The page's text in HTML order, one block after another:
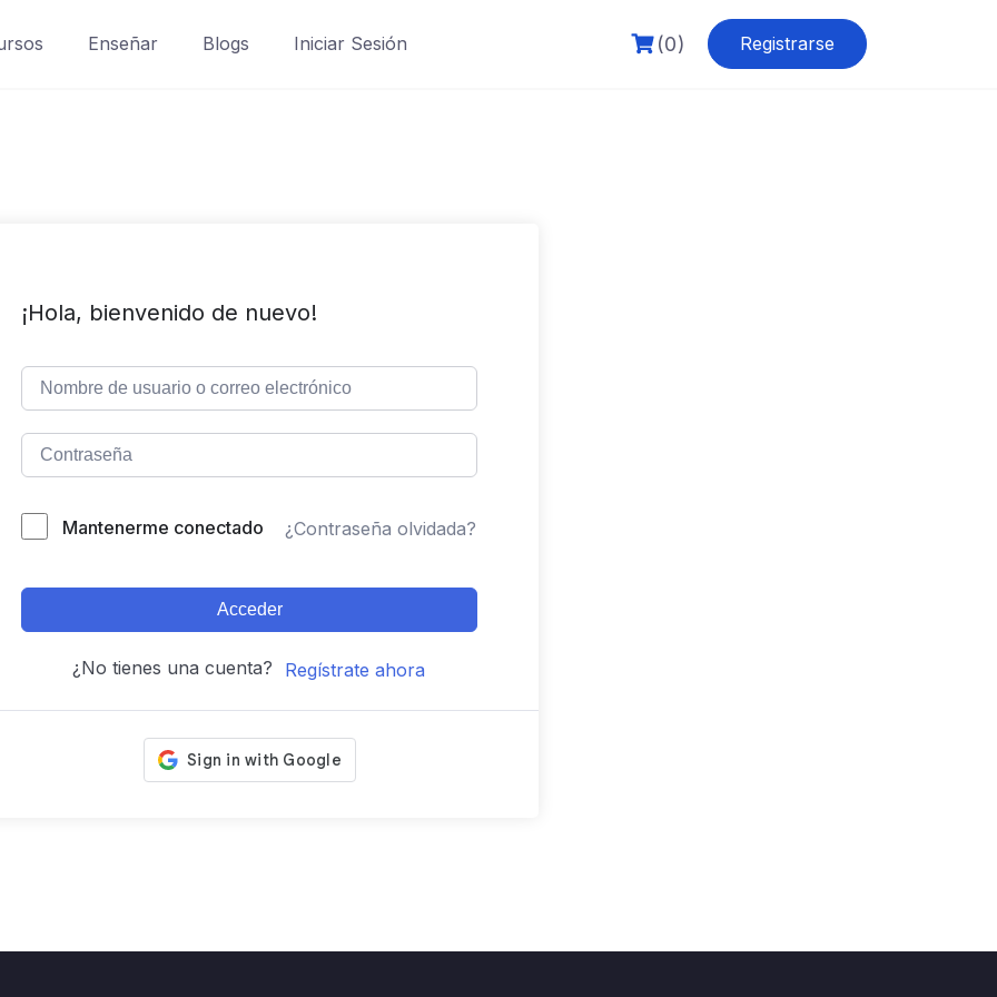
Enseñar Blogs Iniciar Sesión (0) Registrarse
¡Hola, bienvenido de nuevo!
Mantenerme conectado ¿Contraseña olvidada?
Acceder
¿No tienes una cuenta? Regístrate ahora